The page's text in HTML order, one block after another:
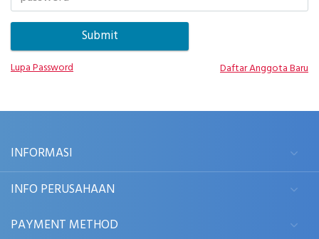
Lupa Password Daftar Anggota Baru
INFORMASI
INFO PERUSAHAAN
PAYMENT METHOD